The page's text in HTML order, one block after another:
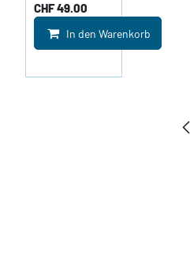
CHF49.00
In den Warenkorb